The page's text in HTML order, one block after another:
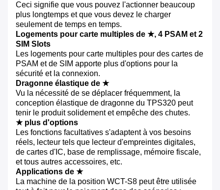
Ceci signifie que vous pouvez l'actionner beaucoup
plus longtemps et que vous devez le charger
seulement de temps en temps.
Logements pour carte multiples de ★, 4 PSAM et 2
SIM Slots
Les logements pour carte multiples pour des cartes de
PSAM et de SIM apporte plus d'options pour la
sécurité et la connexion.
Dragonne élastique de ★
Vu la nécessité de se déplacer fréquemment, la
conception élastique de dragonne du TPS320 peut
tenir le produit solidement et empêche des chutes.
★ plus d'options
Les fonctions facultatives s'adaptent à vos besoins
réels, lecteur tels que lecteur d'empreintes digitales,
de cartes d'IC, base de remplissage, mémoire fiscale,
et tous autres accessoires, etc.
Applications de ★
La machine de la position WCT-S8 peut être utilisée